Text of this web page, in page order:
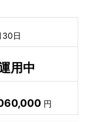
30日
用中
円